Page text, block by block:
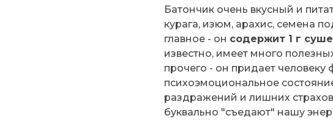
Батончик очень вкусный и
курага, изюм, арахис, семена
главное - он содержит 1 г
известно, имеет много
прочего - он придает человеку
психоэмоциональное
раздражений и лишних
буквально "съедают" нашу